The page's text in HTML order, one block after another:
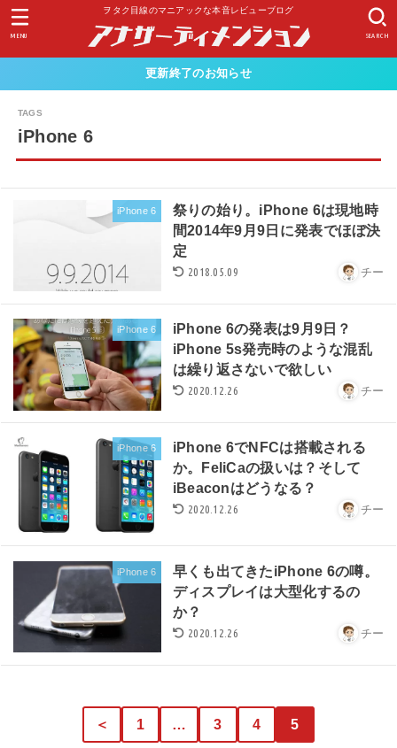
ヲタク目線のマニアックな本音レビューブログ
SEARCH
MENU
更新終了のお知らせ
iPhone 6
iPhone 6
祭りの始り。iPhone 6は現地時
間2014年9月9日に発表でほぼ決
定
2018.05.09 チー
iPhone 6
iPhone 6の発表は9月9日？
iPhone 5s発売時のような混乱
は繰り返さないで欲しい
2020.12.26 チー
iPhone 6
iPhone 6でNFCは搭載される
か。FeliCaの扱いは？そして
iBeaconはどうなる？
2020.12.26 チー
iPhone 6
早くも出てきたiPhone 6の噂。
ディスプレイは大型化するの
か？
2020.12.26 チー
＜ 1 … 3 4 5